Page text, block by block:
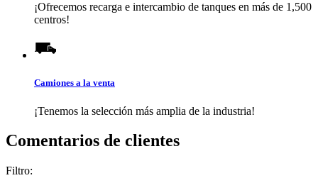
¡Ofrecemos recarga e intercambio de tanques en más de 1,500
centros!
Camiones a la venta
¡Tenemos la selección más amplia de la industria!
Comentarios de clientes
Filtro: